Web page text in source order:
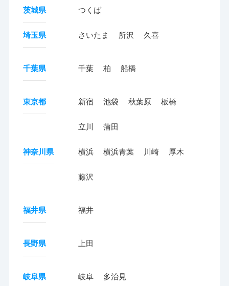
茨城県 つくば
埼玉県 さいたま 所沢 久喜
千葉県 千葉 柏 船橋
東京都 新宿 池袋 秋葉原 板橋
立川 蒲田
神奈川県 横浜 横浜青葉 川崎 厚木
藤沢
福井県 福井
長野県 上田
岐阜県 岐阜 多治見